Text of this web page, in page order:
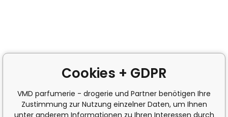
Cookies + GDPR
VMD parfumerie - drogerie und Partner benötigen Ihre
Zustimmung zur Nutzung einzelner Daten, um Ihnen
unter anderem Informationen zu Ihren Interessen durch